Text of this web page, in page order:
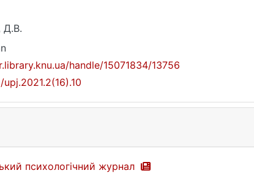
Д.В.
handle/15071834/13756
upj.2021.2(16).10
психологічний журнал